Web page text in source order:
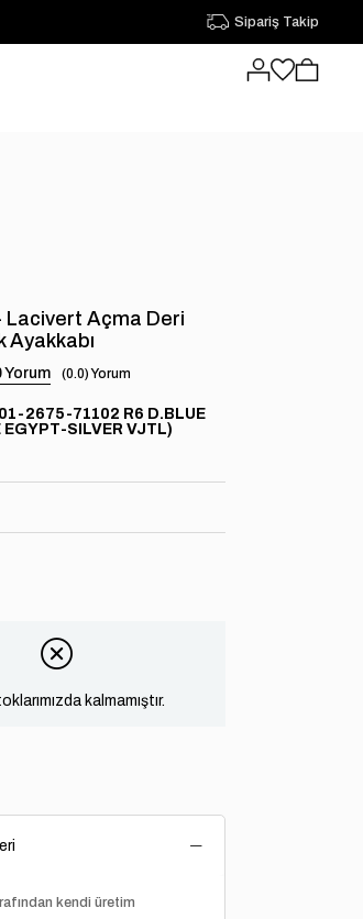
Sipariş Takip
Lacivert Açma Deri
Ayakkabı
0.0
2675-71102 R6 D.BLUE
EGYPT-SILVER VJTL)
kalmamıştır.
kendi üretim